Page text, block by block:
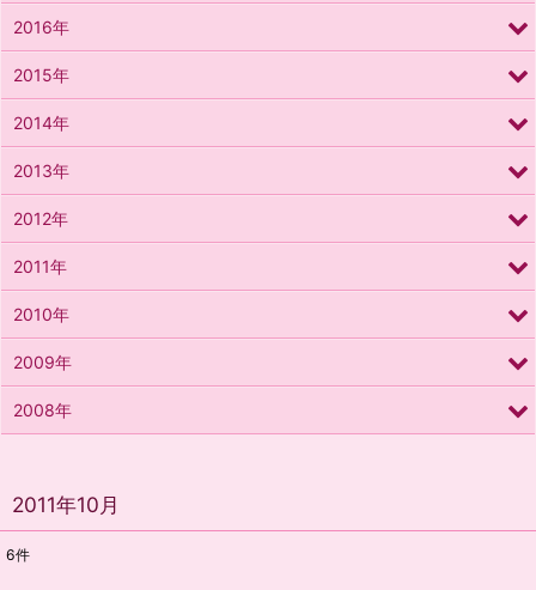
2011年10月
6件
2016年
2015年
2014年
2013年
2012年
2011年
2010年
2009年
2008年